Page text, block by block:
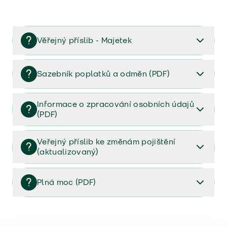
Věřejný příslib - Majetek
Věřejný příslib majetek 2023
Sazebník poplatků a odměn (PDF)
Sazebník poplatků a odměn (PDF)
Informace o zpracování osobních údajů
(PDF)
Informace o zpracování osobních údajů (PDF)
Veřejný příslib ke změnám pojištění
(aktualizovaný)
Veřejný příslib ke změnám pojištění (aktualizovaný)
Plná moc (PDF)